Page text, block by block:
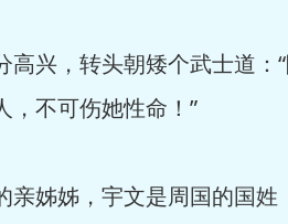
兴，转头朝矮个武士道：
，不可伤她性命！”
姊姊，宇文是周国的国姓